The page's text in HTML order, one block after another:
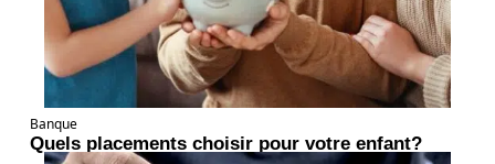
Banque
Quels placements choisir pour votre enfant?